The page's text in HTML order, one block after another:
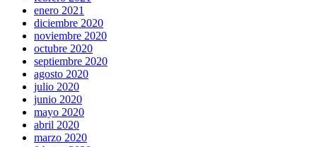
enero 2021
diciembre 2020
noviembre 2020
octubre 2020
septiembre 2020
agosto 2020
julio 2020
junio 2020
mayo 2020
abril 2020
marzo 2020